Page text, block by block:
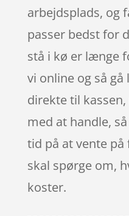
arbejdsplads, og
passer bedst for
stå i kø er længe
vi online og så
direkte til
med at handle,
tid på at vente på
skal spørge om,
koster.